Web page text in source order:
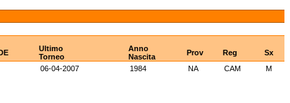
Ultimo
Torneo
Anno
Nascita
Prov Reg
Sx
06-04-2007 1984 NA CAM
M